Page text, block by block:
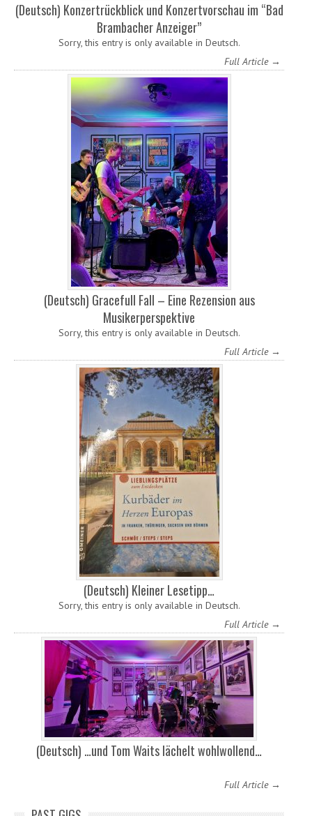
(Deutsch) Konzertrückblick und Konzertvorschau im “Bad
Brambacher Anzeiger”
Sorry, this entry is only available in Deutsch.
Full Article →
(Deutsch) Gracefull Fall – Eine Rezension aus
Musikerperspektive
Sorry, this entry is only available in Deutsch.
Full Article →
(Deutsch) Kleiner Lesetipp…
Sorry, this entry is only available in Deutsch.
Full Article →
(Deutsch) …und Tom Waits lächelt wohlwollend…
Full Article →